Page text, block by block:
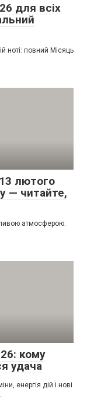
для всіх
ноті: повний Місяць
лютого
— читайте,
атмосферою:
кому
удача
енергія дій і нові